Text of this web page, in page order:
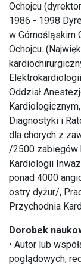
Ochojcu
1986 - 1998
w Górnośląskim
Ochojcu.
Oddział
Diagnostyki i
dla chorych z
/2500 zabiegów
Kardiologii
ponad 4000
ostry dyżur/,
Przychodnia
Dorobek
• Autor lub
poglądowych,